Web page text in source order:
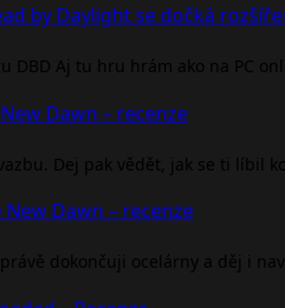
by Daylight se dočká
DBD Aj tu hru hrám ako na PC
Dawn – recenze
Dej pak vědět, jak se ti líbil
New Dawn – recenze
dokončuji ocelárny a děj i